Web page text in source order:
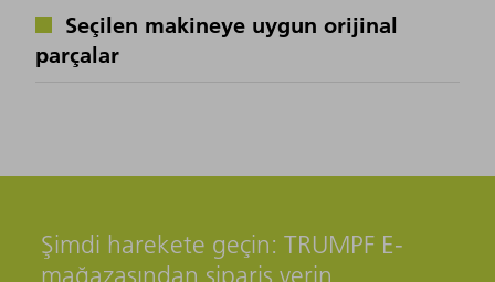
Seçilen makineye uygun orijinal
parçalar
Şimdi harekete geçin: TRUMPF E-
mağazasından sipariş verin